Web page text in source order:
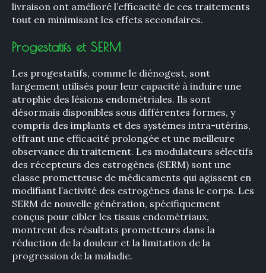
livraison ont amélioré l’efficacité de ces traitements
tout en minimisant les effets secondaires.
Progestatifs et SERM
Les progestatifs, comme le diénogest, sont
largement utilisés pour leur capacité à induire une
atrophie des lésions endométriales. Ils sont
désormais disponibles sous différentes formes, y
compris des implants et des systèmes intra-utérins,
offrant une efficacité prolongée et une meilleure
observance du traitement. Les modulateurs sélectifs
des récepteurs des estrogènes (SERM) sont une
classe prometteuse de médicaments qui agissent en
modifiant l’activité des estrogènes dans le corps. Les
SERM de nouvelle génération, spécifiquement
conçus pour cibler les tissus endométriaux,
montrent des résultats prometteurs dans la
réduction de la douleur et la limitation de la
progression de la maladie.